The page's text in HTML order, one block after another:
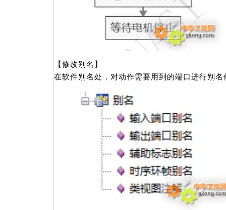
【修改别名】
在软件别名处，对动作需要用到的端口进行别名